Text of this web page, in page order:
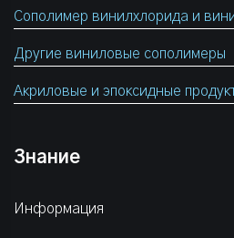
Сополимер винилхлорида и
Другие виниловые сополимеры
Акриловые и эпоксидные
Знание
Информация